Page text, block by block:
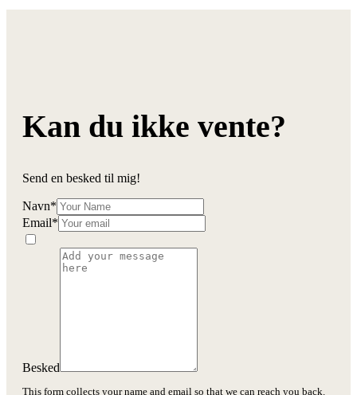
Kan du ikke vente?
Send en besked til mig!
Navn*
Email*
Besked
This form collects your name and email so that we can reach you back.